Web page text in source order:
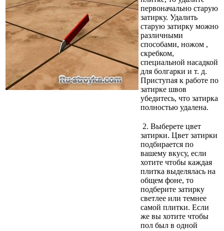
первоначально старую
затирку. Удалить
старую затирку можно
различными
способами, ножом ,
скребком,
специальной насадкой
для болгарки и т. д.
Приступая к работе по
затирке швов
убедитесь, что затирка
полностью удалена.
2. Выберете цвет
затирки. Цвет затирки
подбирается по
вашему вкусу, если
хотите чтобы каждая
плитка выделялась на
общем фоне, то
подберите затирку
светлее или темнее
самой плитки. Если
же вы хотите чтобы
пол был в одной